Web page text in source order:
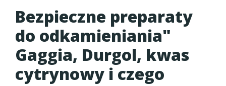
Bezpieczne preparaty
do odkamieniania"
Gaggia, Durgol, kwas
cytrynowy i czego